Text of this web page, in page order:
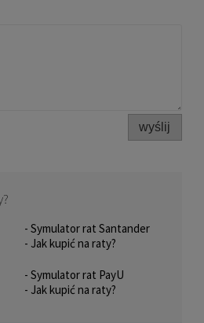
wyślij
- Symulator rat Santander
- Jak kupić na raty?
- Symulator rat PayU
- Jak kupić na raty?